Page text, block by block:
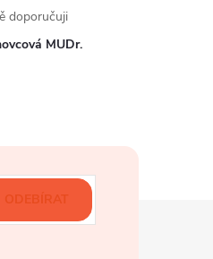
MUDr.
doporučuji
ODEBÍRAT